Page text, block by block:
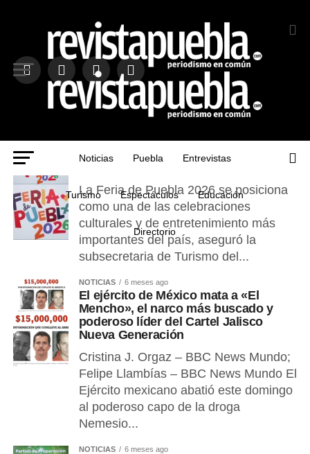
Noticias Puebla Entrevistas
Turismo Espectáculos Educación
Directorio
ESPECTÁCULOS 5 meses ago
La Feria de Puebla 2026 se posiciona
como una de las celebraciones
culturales y de entretenimiento más
importantes del país, aseguró la
subsecretaria de Turismo del...
NOTICIAS 6 meses ago
El ejército de México mata a «El
Mencho», el narco más buscado y
poderoso líder del Cartel Jalisco
Nueva Generación
Cristina J. Orgaz – BBC News Mundo;
Felipe Llambías – BBC News Mundo El
Ejército mexicano abatió este domingo
al poderoso capo de la droga
Nemesio...
NOTICIAS 6 meses ago